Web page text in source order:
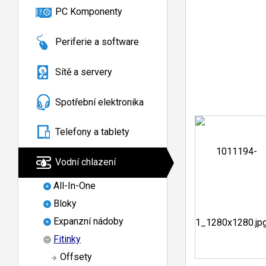
PC Komponenty
Periferie a software
Sítě a servery
Spotřební elektronika
Telefony a tablety
Vodní chlazení
All-In-One
Bloky
Expanzní nádoby
Fitinky
Offsety